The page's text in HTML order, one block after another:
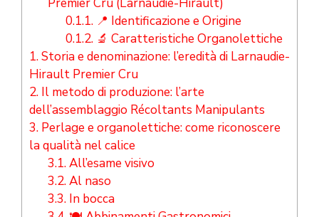
Premier Cru (Larnaudie-Hirault)
0.1.1. 📍 Identificazione e Origine
0.1.2. 🔬 Caratteristiche Organolettiche
1.Storia e denominazione: l’eredità di Larnaudie-
Hirault Premier Cru
2. Il metodo di produzione: l’arte
dell’assemblaggio Récoltants Manipulants
3. Perlage e organolettiche: come riconoscere
la qualità nel calice
3.1.All’esame visivo
3.2.Al naso
3.3.In bocca